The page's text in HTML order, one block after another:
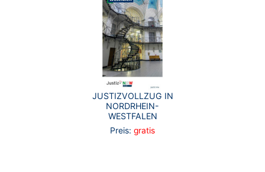
JUSTIZVOLLZUG IN
NORDRHEIN-
WESTFALEN
Preis: gratis